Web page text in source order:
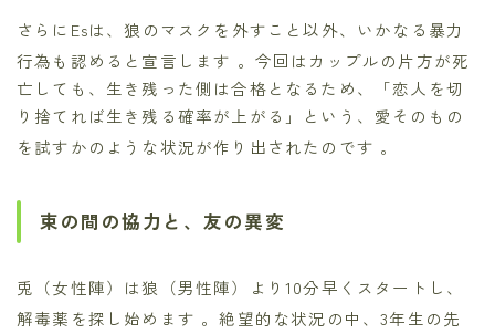
さらにEsは、狼のマスクを外すこと以外、いかなる暴力
行為も認めると宣言します 。今回はカップルの片方が死
亡しても、生き残った側は合格となるため、「恋人を切
り捨てれば生き残る確率が上がる」という、愛そのもの
を試すかのような状況が作り出されたのです 。
束の間の協力と、友の異変
兎（女性陣）は狼（男性陣）より10分早くスタートし、
解毒薬を探し始めます 。絶望的な状況の中、3年生の先